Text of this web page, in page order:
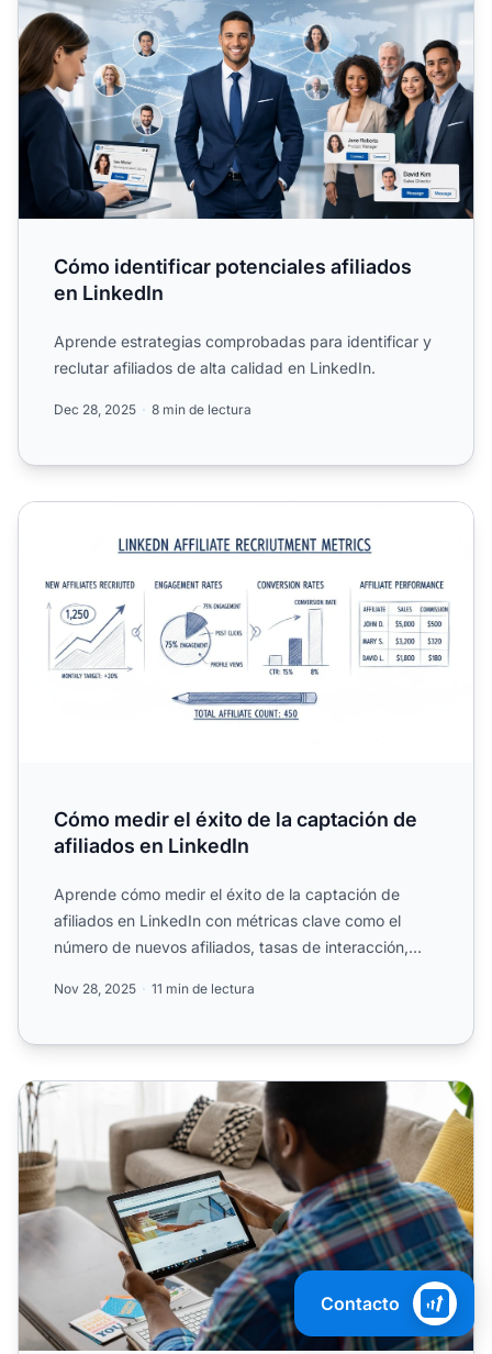
Cómo identificar potenciales afiliados
en LinkedIn
Aprende estrategias comprobadas para identificar y
reclutar afiliados de alta calidad en LinkedIn.
Dec 28, 2025 8 min de lectura
Cómo medir el éxito de la captación de afiliados en
Cómo medir el éxito de la captación de
afiliados en LinkedIn
Aprende cómo medir el éxito de la captación de
afiliados en LinkedIn con métricas clave como el
número de nuevos afiliados, tasas de interacción,
Nov 28, 2025 11 min de lectura
Marketing de afiliados en LinkedIn: Cómo conseguir más
Contacto